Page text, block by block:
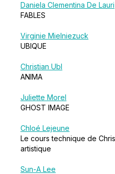
Daniela Clementina De Lauri
FABLES
Virginie Mielniezuck
UBIQUE
Christian Ubl
ANIMA
Juliette Morel
GHOST IMAGE
Chloé Lejeune
Le cours technique de
artistique
Sun-A Lee